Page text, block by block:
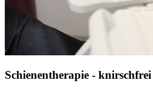
Schienentherapie - knirschfrei